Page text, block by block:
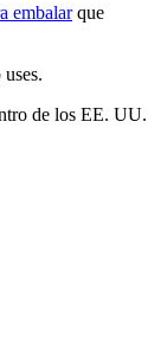
embalarque
de los EE. UU.